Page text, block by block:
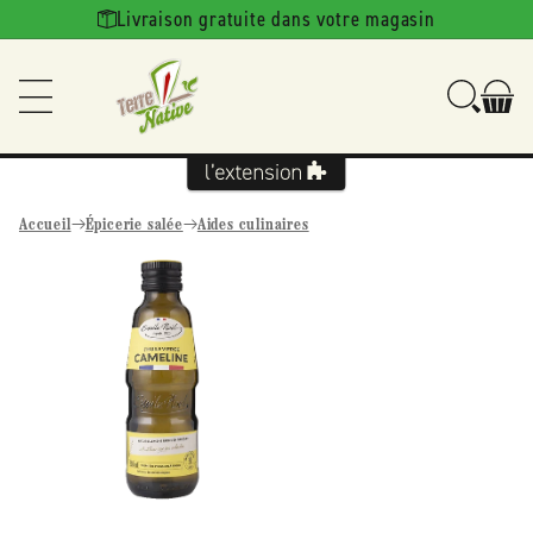
Ignorer et
passer au Livraison gratuite dans votre magasin
Accueil Épicerie salée Aides culinaires